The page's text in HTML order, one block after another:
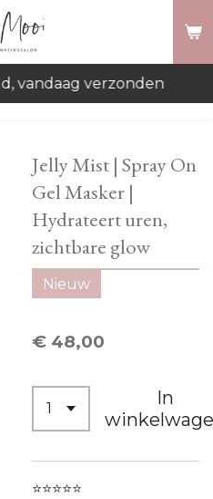
vandaag verzonden
Jelly Mist | Spray On
Gel Masker |
Hydrateert uren,
zichtbare glow
Nieuw
€ 48,00
In
⭐⭐⭐⭐⭐